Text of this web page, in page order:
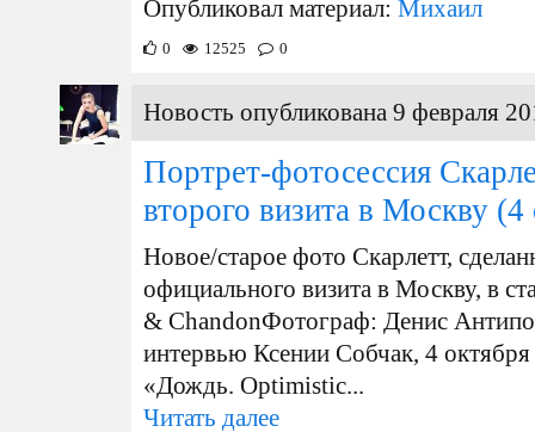
Опубликовал материал: Михаил
0 12525 0
Новость опубликована 9 февраля
Портрет-фотосессия
второго визита в Москву (4
Новое/старое фото Скарлетт ,
официального визита в Москву, в
& Chandon Фотограф: Денис
интервью Ксении Собчак, 4 октября
«Дождь. Optimistic...
Читать далее